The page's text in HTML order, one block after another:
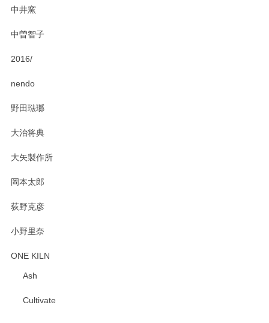
中井窯
中曽智子
2016/
nendo
野田琺瑯
大治将典
大矢製作所
岡本太郎
荻野克彦
小野里奈
ONE KILN
Ash
Cultivate